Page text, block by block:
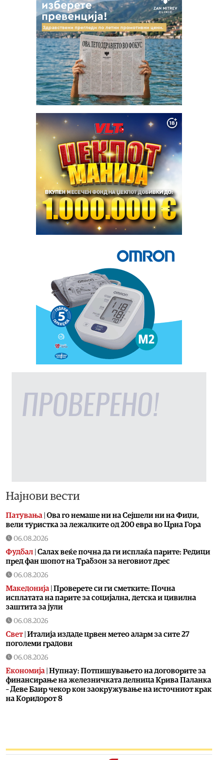
Најнови вести
Патувања Ова го немаше ни на Сејшели ни на Фиџи,
вели туристка за лежалките од 200 евра во Црна Гора
06.08.2026
Фудбал Салах веќе почна да ги исплаќа парите: Редици
пред фан шопот на Трабзон за неговиот дрес
06.08.2026
Македонија Проверете си ги сметките: Почна
исплатата на парите за социјална, детска и цивилна
заштита за јули
06.08.2026
Свет| Италија издаде црвен метео аларм за сите 27
поголеми градови
06.08.2026
Економија Нупнау: Потпишувањето на договорите за
финансирање на железничката делница Крива Паланка
– Деве Баир чекор кон заокружување на источниот крак
на Коридорот 8
06.08.2026